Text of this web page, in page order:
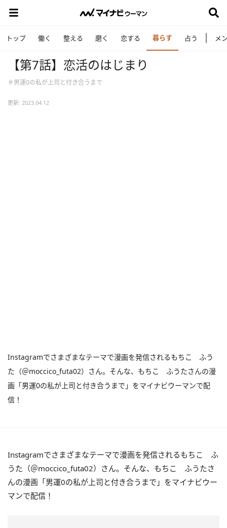
トップ 働く 整える 磨く 恋する 暮らす 占う メ
【第7話】恋活のはじまり
＃男運0の私が上司と付き合うまで
更新: 2023.04.12
Instagramでさまざまなテーマで漫画を発信されるもちこ ふう
た（＠moccico_futa02）さん。そんな、もちこ ふうたさんの漫
画「男運0の私が上司と付き合うまで」をマイナビウーマンで配
信！
Instagramでさまざまなテーマで漫画を発信されるもちこ ふ
うた（＠moccico_futa02）さん。そんな、もちこ ふうたさ
んの漫画「男運0の私が上司と付き合うまで」をマイナビウー
マンで配信！